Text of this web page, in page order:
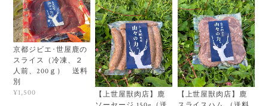
京都ジビエ･世屋鹿の
スライス（冷凍、２
人前、200ｇ） 送料
別
¥1,500
【上世屋獣肉店】鹿
【上世屋獣肉店】鹿